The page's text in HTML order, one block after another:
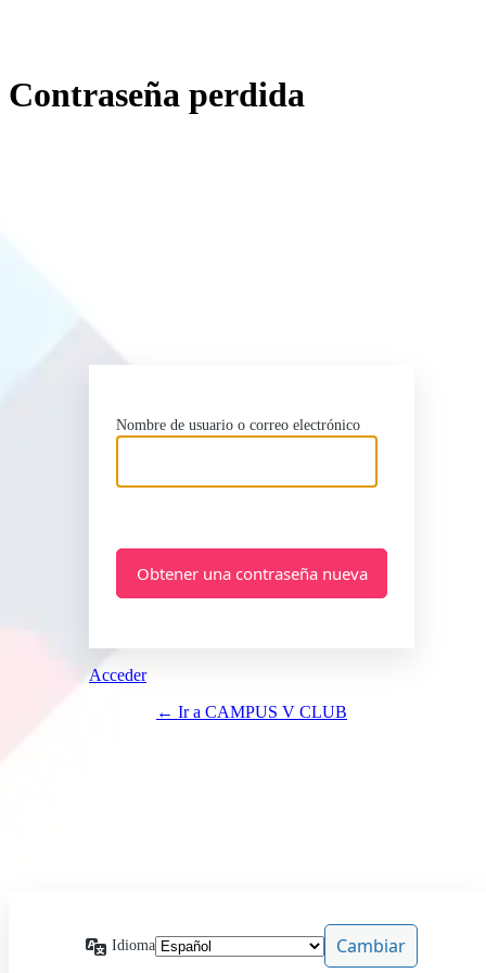
Contraseña perdida
Nombre de usuario o correo electrónico
Acceder
← Ir a CAMPUS V CLUB
Idioma